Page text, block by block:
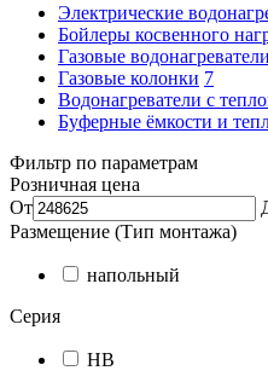
Электрические
Бойлеры косвенного
Газовые водонагреватели
Газовые колонки 7
Водонагреватели с
Буферные ёмкости и
Фильтр по параметрам
Розничная цена
От
Размещение (Тип монтажа)
напольный
Серия
HB